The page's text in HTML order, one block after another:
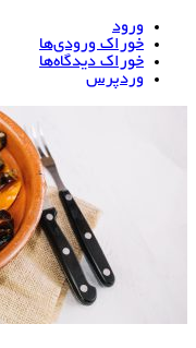
ورود
خوراک ورودی‌ها
خوراک دیدگاه‌ها
وردپرس